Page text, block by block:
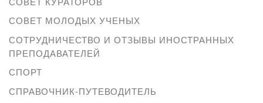
СОВЕТ МОЛОДЫХ УЧЕНЫХ
СОТРУДНИЧЕСТВО И ОТЗЫВЫ ИНОСТРАННЫХ
ПРЕПОДАВАТЕЛЕЙ
СПОРТ
СПРАВОЧНИК-ПУТЕВОДИТЕЛЬ